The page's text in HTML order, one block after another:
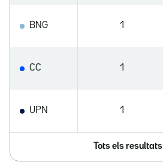
BNG 1
CC 1
UPN 1
Tots els resultats